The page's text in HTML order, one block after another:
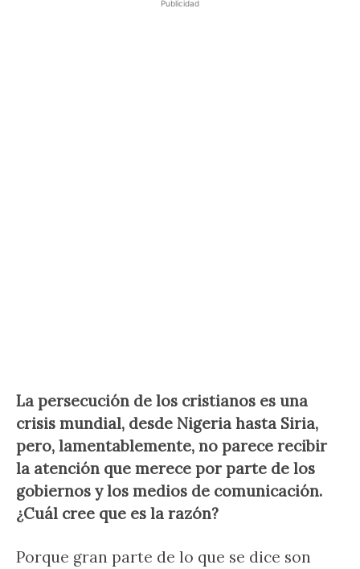
Publicidad
La persecución de los cristianos es una
crisis mundial, desde Nigeria hasta Siria,
pero, lamentablemente, no parece recibir
la atención que merece por parte de los
gobiernos y los medios de comunicación.
¿Cuál cree que es la razón?
Porque gran parte de lo que se dice son